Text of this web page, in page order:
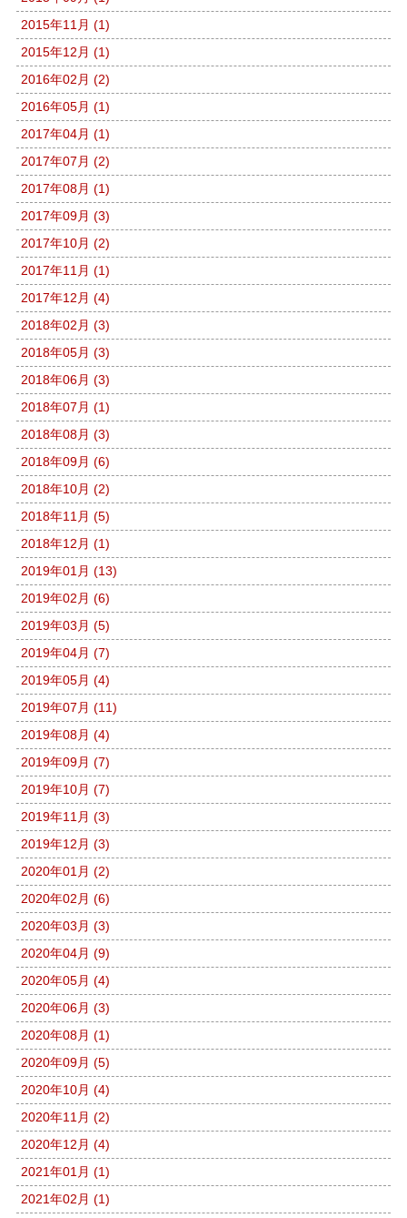
2015年11月 (1)
2015年12月 (1)
2016年02月 (2)
2016年05月 (1)
2017年04月 (1)
2017年07月 (2)
2017年08月 (1)
2017年09月 (3)
2017年10月 (2)
2017年11月 (1)
2017年12月 (4)
2018年02月 (3)
2018年05月 (3)
2018年06月 (3)
2018年07月 (1)
2018年08月 (3)
2018年09月 (6)
2018年10月 (2)
2018年11月 (5)
2018年12月 (1)
2019年01月 (13)
2019年02月 (6)
2019年03月 (5)
2019年04月 (7)
2019年05月 (4)
2019年07月 (11)
2019年08月 (4)
2019年09月 (7)
2019年10月 (7)
2019年11月 (3)
2019年12月 (3)
2020年01月 (2)
2020年02月 (6)
2020年03月 (3)
2020年04月 (9)
2020年05月 (4)
2020年06月 (3)
2020年08月 (1)
2020年09月 (5)
2020年10月 (4)
2020年11月 (2)
2020年12月 (4)
2021年01月 (1)
2021年02月 (1)